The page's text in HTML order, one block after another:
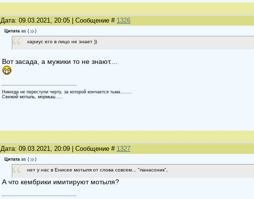
Дата: 09.03.2021, 20:05 | Сообщение # 1326
Цитата as ( )
хариус его в лицо не знает ))
Вот засада, а мужики то не знают....
Никогда не переступи черту, за которой кончается тьма........
Cвежий мотыль, мормыш.....
Дата: 09.03.2021, 20:09 | Сообщение # 1327
Цитата as ( )
нет у нас в Енисее мотыля от слова совсем... "панасоник",
А что кембрики имитируют мотыля?